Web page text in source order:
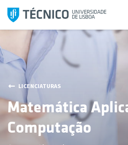
Saltar
para
o
conteúdo
LICENCIATURAS
Matemática
Computação